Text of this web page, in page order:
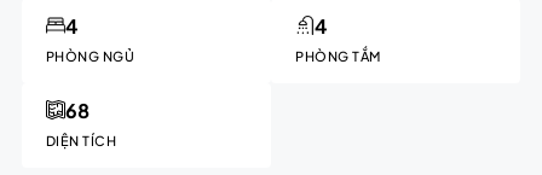
PHÒNG NGỦ
4
PHÒNG TẮM
4
DIỆN TÍCH
68